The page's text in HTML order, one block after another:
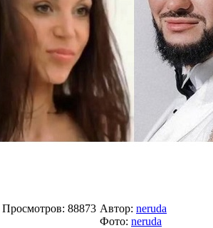
Просмотров: 88873 Автор: neruda
Фото: neruda